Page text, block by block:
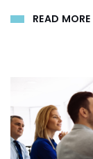
READ MORE